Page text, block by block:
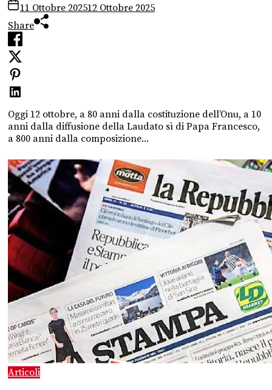
11 Ottobre 202512 Ottobre 2025
Share
Oggi 12 ottobre, a 80 anni dalla costituzione dell’Onu, a 10
anni dalla diffusione della Laudato sì di Papa Francesco,
a 800 anni dalla composizione...
Articoli